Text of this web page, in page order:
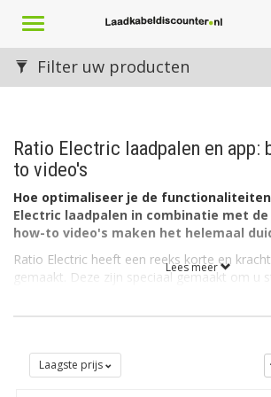
Toggle
Ratio Electric laadpalen en app:
to video's
Hoe optimaliseer je de
Electric laadpalen in combinatie met de
how-to video's maken het helemaal
Ratio Electric heeft een reeks korte en
gemaakt. Deze zijn speciaal gemaakt om u
video's, hier te zien op
app te halen.
Lees meer
Filter uw producten
Laagste prijs